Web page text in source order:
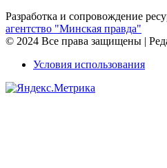
Разработка и сопровождение
агентство "Минская правда"
© 2024 Все права защищены |
Условия использования